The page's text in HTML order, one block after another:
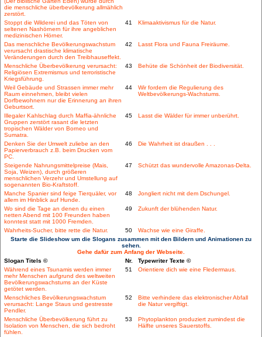
die menschliche überbevölkerung allmählich
zerstört.
Stoppt die Wilderei und das Töten von
seltenen Nashörnern für ihre angeblichen
medizinischen Hörner.
41 Klimaaktivismus für die Natur.
Das menschliche Bevölkerungswachstum
verursacht drastische klimatische
Veränderungen durch den Treibhauseffekt.
42 Lasst Flora und Fauna Freiräume.
Menschliche Überbevölkerung verursacht:
Religiösen Extremismus und terroristische
Kriegsführung.
43 Behüte die Schönheit der Biodiversität.
Weil Gebäude und Strassen immer mehr
Raum einnehmen, bleibt vielen
Dorfbewohnern nur die Erinnerung an ihren
Geburtsort.
44
Wir fordern die Regulierung des
Weltbevölkerungs-Wachstums.
Illegaler Kahlschlag durch Maffia-ähnliche
Gruppen zerstört rasant die letzten
tropischen Wälder von Borneo und
Sumatra.
45 Lasst die Wälder für immer unberührt.
Denken Sie der Umwelt zuliebe an den
Papierverbrauch z.B. beim Drucken vom
PC.
46 Die Wahrheit ist draußen . . .
Steigende Nahrungsmittelpreise (Mais,
Soja, Weizen), durch größeren
menschlichen Verzehr und Umstellung auf
sogenannten Bio-Kraftstoff.
47 Schützt das wundervolle Amazonas-Delta.
Manche Spanier sind feige Tierquäler, vor
allem im Hinblick auf Hunde.
48 Jongliert nicht mit dem Dschungel.
Wo sind die Tage an denen du einen
netten Abend mit 100 Freunden haben
konntest statt mit 1000 Fremden.
49 Zukunft der blühenden Natur.
Wahrheits-Sucher, bitte rette die Natur. 50
Wachse wie eine Giraffe.
Starte die Slideshow um die Slogans zusammen mit den Bildern und Animationen zu
sehen.
Gehe dafür zum Anfang der Webseite.
Slogan Titels ©
Nr.
Typewriter Texte ©
Während eines Tsunamis werden immer
mehr Menschen aufgrund des weltweiten
Bevölkerungswachstums an der Küste
getötet werden.
51 Orientiere dich wie eine Fledermaus.
Menschliches Bevölkerungswachstum
verursacht: Lange Staus und gestresste
Pendler.
52
Bitte verhindere das elektronischer Abfall
die Natur vergiftigt.
Menschliche Überbevölkerung führt zu
Isolation von Menschen, die sich bedroht
fühlen.
53
Phytoplankton produziert zumindest die
Hälfte unseres Sauerstoffs.